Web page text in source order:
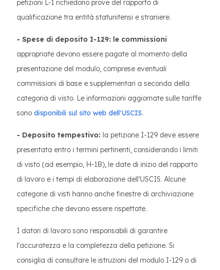
petizioni L-1 richiedono prove del rapporto di
qualificazione tra entità statunitensi e straniere.
- Spese di deposito I-129: le commissioni
appropriate devono essere pagate al momento della
presentazione del modulo, comprese eventuali
commissioni di base e supplementari a seconda della
categoria di visto. Le informazioni aggiornate sulle tariffe
sono disponibili sul sito web dell'USCIS.
- Deposito tempestivo: la petizione I-129 deve essere
presentata entro i termini pertinenti, considerando i limiti
di visto (ad esempio, H-1B), le date di inizio del rapporto
di lavoro e i tempi di elaborazione dell'USCIS. Alcune
categorie di visti hanno anche finestre di archiviazione
specifiche che devono essere rispettate.
I datori di lavoro sono responsabili di garantire
l'accuratezza e la completezza della petizione. Si
consiglia di consultare le istruzioni del modulo I-129 o di